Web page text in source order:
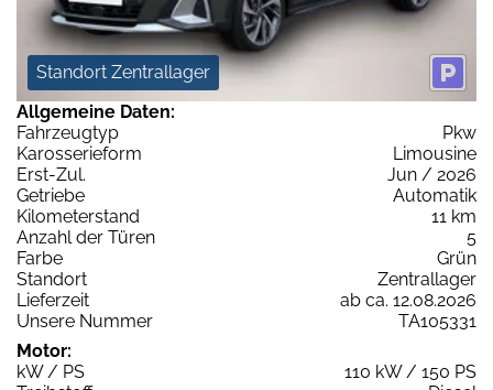
Standort Zentrallager
Allgemeine Daten:
Fahrzeugtyp
Pkw
Karosserieform
Limousine
Erst-Zul.
Jun / 2026
Getriebe
Automatik
Kilometerstand
11 km
Anzahl der Türen
5
Farbe
Grün
Standort
Zentrallager
Lieferzeit
ab ca. 12.08.2026
Unsere Nummer
TA105331
Motor:
kW / PS
110 kW / 150 PS